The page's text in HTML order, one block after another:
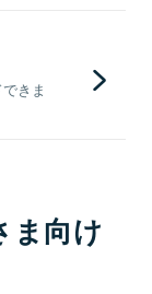
きま
ま向け